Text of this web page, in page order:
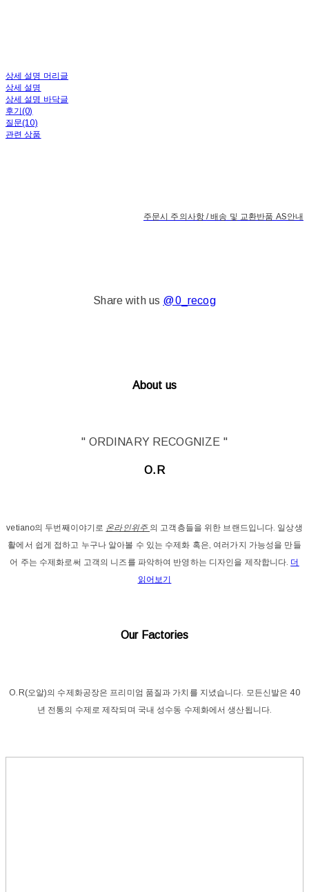
상세 설명 머리글
상세 설명
상세 설명 바닥글
후기(0)
질문(10)
관련 상품
주문시 주의사항 / 배송 및 교환반품 AS안내
Share with us @0_recog
About us
" ORDINARY RECOGNIZE "
O.R
vetiano의 두번째이야기로 온라인위주 의 고객층들을 위한 브랜드입니다. 일상생
활에서 쉽게 접하고 누구나 알아볼 수 있는 수제화 혹은, 여러가지 가능성을 만들
어 주는 수제화로써 고객의 니즈를 파악하여 반영하는 디자인을 제작합니다. 더
읽어보기
Our Factories
O.R(오알)의 수제화공장은 프리미엄 품질과 가치를 지녔습니다. 모든신발은 40
년 전통의 수제로 제작되며 국내 성수동 수제화에서 생산됩니다.